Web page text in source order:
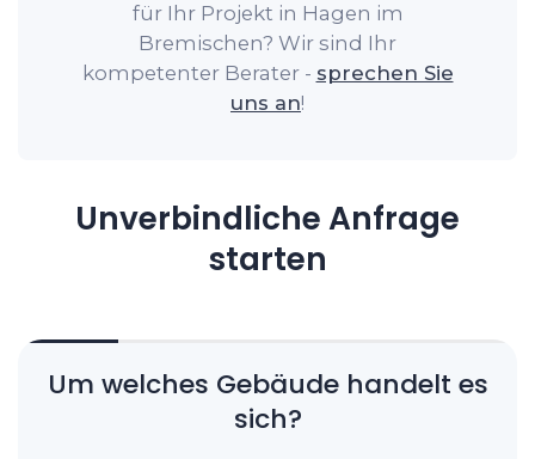
für Ihr Projekt in Hagen im
Bremischen? Wir sind Ihr
kompetenter Berater - sprechen Sie
uns an!
Unverbindliche Anfrage
starten